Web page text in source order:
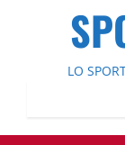
LO